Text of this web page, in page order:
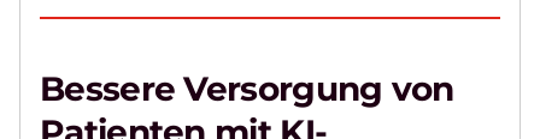
Bessere Versorgung von